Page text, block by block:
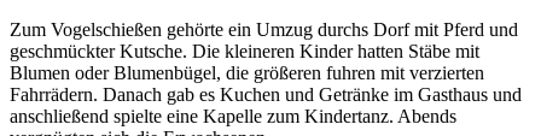
Zum Vogelschießen gehörte ein Umzug durchs Dorf mit Pferd und
geschmückter Kutsche. Die kleineren Kinder hatten Stäbe mit
Blumen oder Blumenbügel, die größeren fuhren mit verzierten
Fahrrädern. Danach gab es Kuchen und Getränke im Gasthaus und
anschließend spielte eine Kapelle zum Kindertanz. Abends